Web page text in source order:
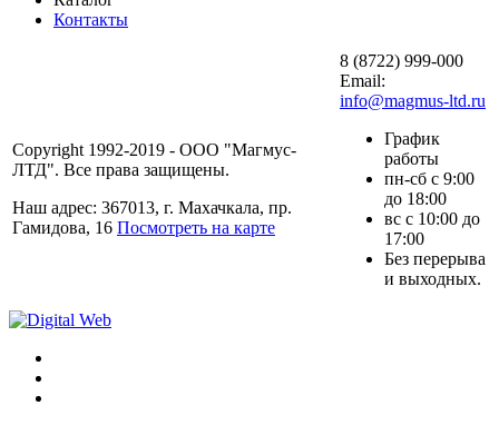
Контакты
Copyright 1992-2019 - ООО "Магмус-
ЛТД". Все права защищены.
Наш адрес: 367013, г. Махачкала, пр.
Гамидова, 16 Посмотреть на карте
8 (8722) 999-000
Email:
info@magmus-ltd.ru
График
работы
пн-сб с 9:00
до 18:00
вс с 10:00 до
17:00
Без перерыва
и выходных.